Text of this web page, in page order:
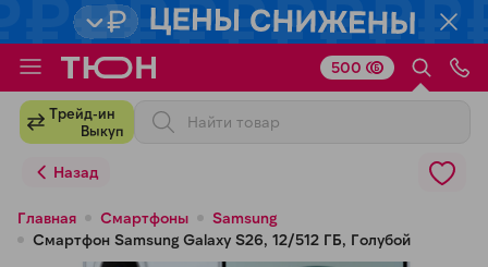
Трейд-ин
Выкуп
500
Назад
Главная Смартфоны
Samsung
Смартфон Samsung Galaxy S26, 12/512 ГБ, Голубой
Для клиентов всех банков
Разбейте
оплатуна части
без переплат